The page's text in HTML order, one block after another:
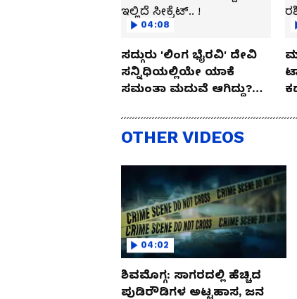
04:08
ಸದ್ಗುರು 'ಲಿಂಗ ಭೈರವಿ' ದೇವಿ
ಸನ್ನಿಧಿಯಲ್ಲಿಯೇ ಯಾಕೆ
ಸಮಂತಾ ಮದುವೆ ಆಗಿದ್ದು?
OTHER VIDEOS
04:02
ಶಿವಮೊಗ್ಗ: ಸಾಗರದಲ್ಲಿ ಹೆಚ್ಚಿದ
ಪುಡಿರೌಡಿಗಳ ಅಟ್ಟಹಾಸ, ಜನ